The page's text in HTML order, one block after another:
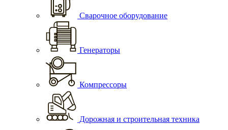
Сварочное оборудование
Генераторы
Компрессоры
Дорожная и строительная техника